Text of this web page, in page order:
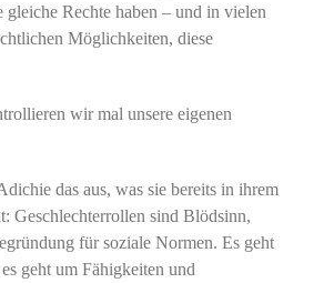
gleiche Rechte haben – und in vielen
Möglichkeiten, diese
wir mal unsere eigenen
das aus, was sie bereits in ihrem
Geschlechterrollen sind Blödsinn,
für soziale Normen. Es geht
geht um Fähigkeiten und